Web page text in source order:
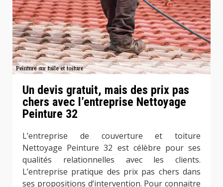
Un devis gratuit, mais des prix pas
chers avec l’entreprise Nettoyage
Peinture 32
L’entreprise de couverture et toiture
Nettoyage Peinture 32 est célèbre pour ses
qualités relationnelles avec les clients.
L’entreprise pratique des prix pas chers dans
ses propositions d’intervention. Pour connaitre